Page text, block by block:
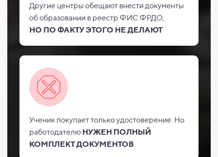
Другие центры обещают внести документы
обобразовании в реестр ФИС ФРДО,
НО ПО ФАКТУ ЭТОГО НЕ ДЕЛАЮТ
Ученик покупает только удостоверение. Но
работодателю НУЖЕН ПОЛНЫЙ
КОМПЛЕКТ ДОКУМЕНТОВ